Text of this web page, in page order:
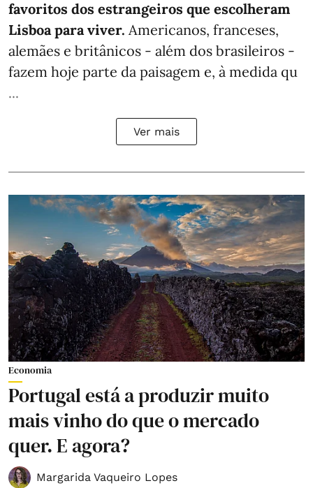
favoritos dos estrangeiros que escolheram
Lisboa para viver. Americanos, franceses,
alemães e britânicos - além dos brasileiros -
fazem hoje parte da paisagem e, à medida qu
...
Ver mais
Economia
Portugal está a produzir muito
mais vinho do que o mercado
quer. E agora?
Margarida Vaqueiro Lopes